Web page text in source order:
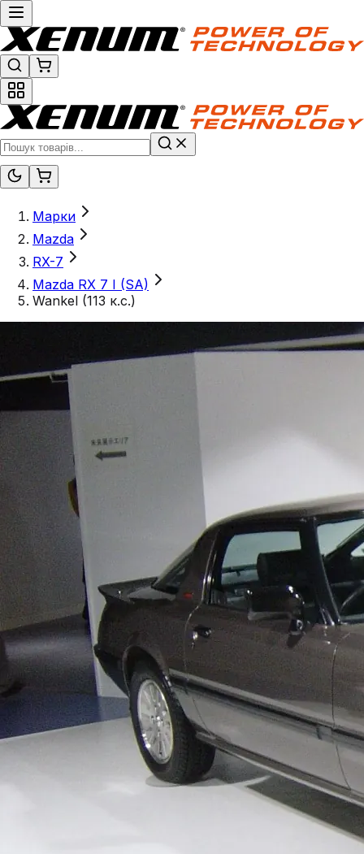
Марки
Mazda
RX-7
Mazda RX 7 I (SA)
Wankel (113 к.с.)